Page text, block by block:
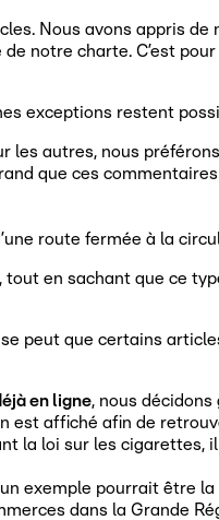
Nous avons appris
notre charte. C’est
exceptions restent
les autres, nous
que ces
route fermée à la
en sachant que ce
peut que certains
en ligne, nous
affiché afin de
la loi sur les cigarettes,
exemple pourrait être la
dans la Grande